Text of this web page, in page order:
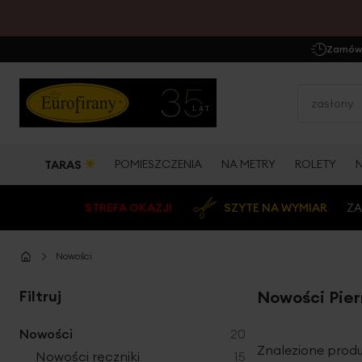
TARAS ☀ POMIESZCZENIA NA METRY ROLETY
STREFA OKAZJI SZYTE NA WYMIAR
Nowości
Nowości
Znalezione
Filtruj
Nowości 20
produkty
Nowości ręczniki
15
produkty